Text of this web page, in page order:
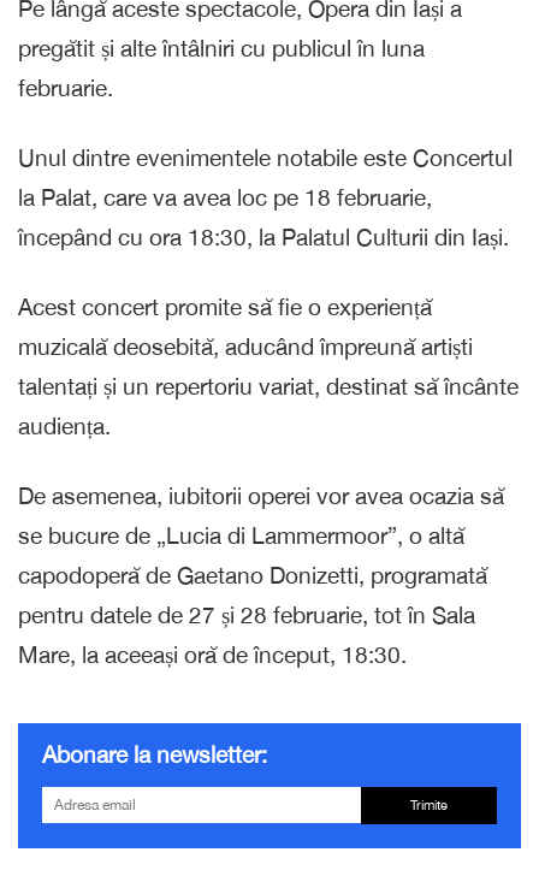
Pe lângă aceste spectacole, Opera din Iași a
pregătit și alte întâlniri cu publicul în luna
februarie.
Unul dintre evenimentele notabile este Concertul
la Palat, care va avea loc pe 18 februarie,
începând cu ora 18:30, la Palatul Culturii din Iași.
Acest concert promite să fie o experiență
muzicală deosebită, aducând împreună artiști
talentați și un repertoriu variat, destinat să încânte
audiența.
De asemenea, iubitorii operei vor avea ocazia să
se bucure de „Lucia di Lammermoor”, o altă
capodoperă de Gaetano Donizetti, programată
pentru datele de 27 și 28 februarie, tot în Sala
Mare, la aceeași oră de început, 18:30.
Abonare la newsletter:
Trimite